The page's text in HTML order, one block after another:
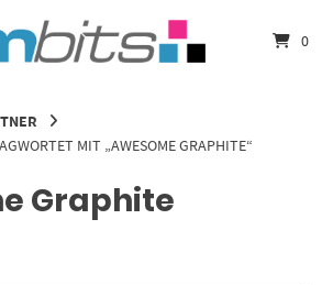
0
MIT „AWESOME GRAPHITE“
Graphite